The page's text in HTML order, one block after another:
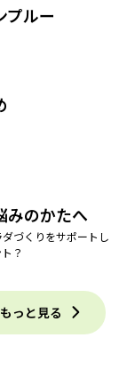
プルー
のかたへ
づくりをサポートし
？
っと見る